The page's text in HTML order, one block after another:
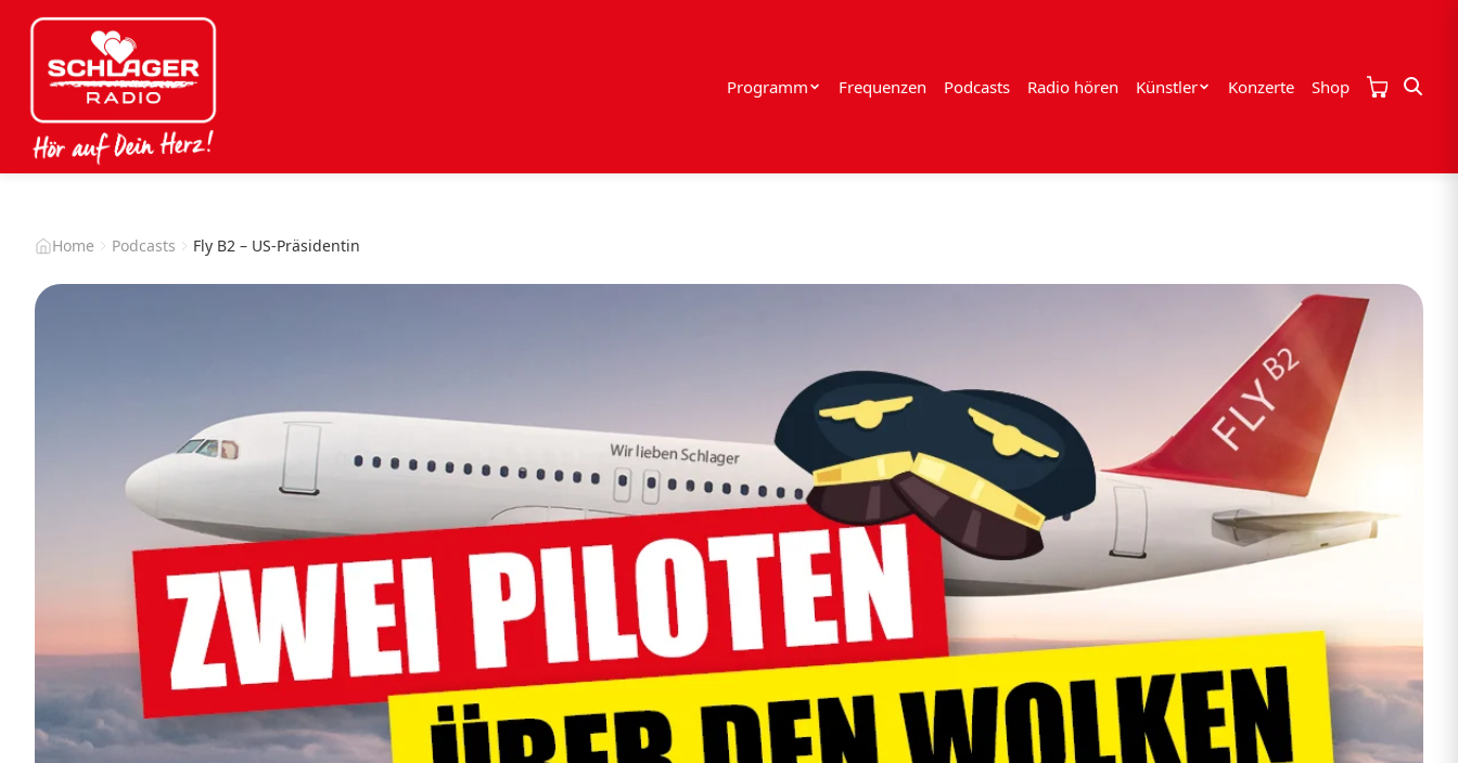
Programm Frequenzen Podcasts Radio hören Künstler Konzerte Shop
Home Podcasts Fly B2 – US-Präsidentin